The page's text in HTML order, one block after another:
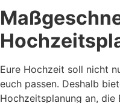
Eure Hochzeit soll nicht
euch passen. Deshalb
Hochzeitsplanung an,